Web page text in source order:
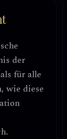
der
für alle
wie diese